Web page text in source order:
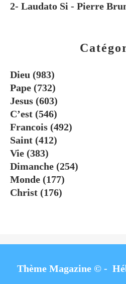
Dieu (983)
Pape (732)
Jesus (603)
C’est (546)
Francois (492)
Saint (412)
Vie (383)
Dimanche (254)
Monde (177)
Christ (176)
2- Laudato Si - Pierre
Thème Magazine © -